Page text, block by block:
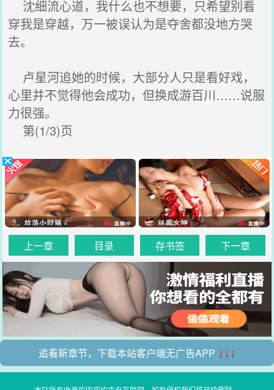
沈细流心道，我什么也不想要，只希望别看
穿我是穿越，万一被误认为是夺舍都没地方哭
去。
卢星河追她的时候，大部分人只是看好戏，
心里并不觉得他会成功，但换成游百川……说服
力很强。
第(1/3)页
上一章 目录 存书签 下一章
追看新章节，下载本站客户端无广告APP ↓↓↓